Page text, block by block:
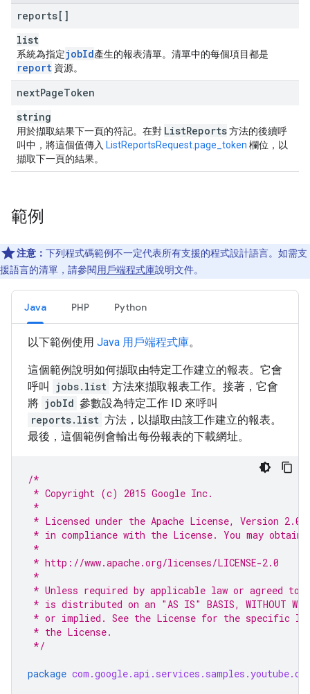
reports[]
list
系統為指定jobId產生的報表清單。清單中的每個項目都是
report 資源。
nextPageToken
string
用於擷取結果下一頁的符記。在對 ListReports方法的後續呼
叫中，將這個值傳入 ListReportsRequest.page_token 欄位，以
擷取下一頁的結果。
範例
注意： 下列程式碼範例不一定代表所有支援的程式設計語言。如需支
援語言的清單，請參閱 用戶端程式庫說明文件。
Java PHP Python
以下範例使用 Java 用戶端程式庫。
這個範例說明如何擷取由特定工作建立的報表。它會
呼叫
jobs.list 方法來擷取報表工作。接著，它會
將 jobId 參數設為特定工作 ID 來呼叫
reports.list 方法，以擷取由該工作建立的報表。
最後，這個範例會輸出每份報表的下載網址。
/*
* Copyright (c) 2015 Google Inc.
*
* Licensed under the Apache License, Version
* in compliance with the License. You may
*
* http://www.apache.org/licenses/LICENSE-2.0
*
* Unless required by applicable law or agreed
* is distributed on an "AS IS" BASIS, WITHOUT
* or implied. See the License for the specific
* the License.
*/
package